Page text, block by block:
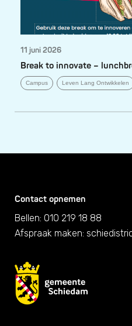
11 juni 2026
Break to innovate –
Campus Leven Lang Ontwikkelen
Contact opnemen
Bellen: 010 219 18 88
Afspraak maken: